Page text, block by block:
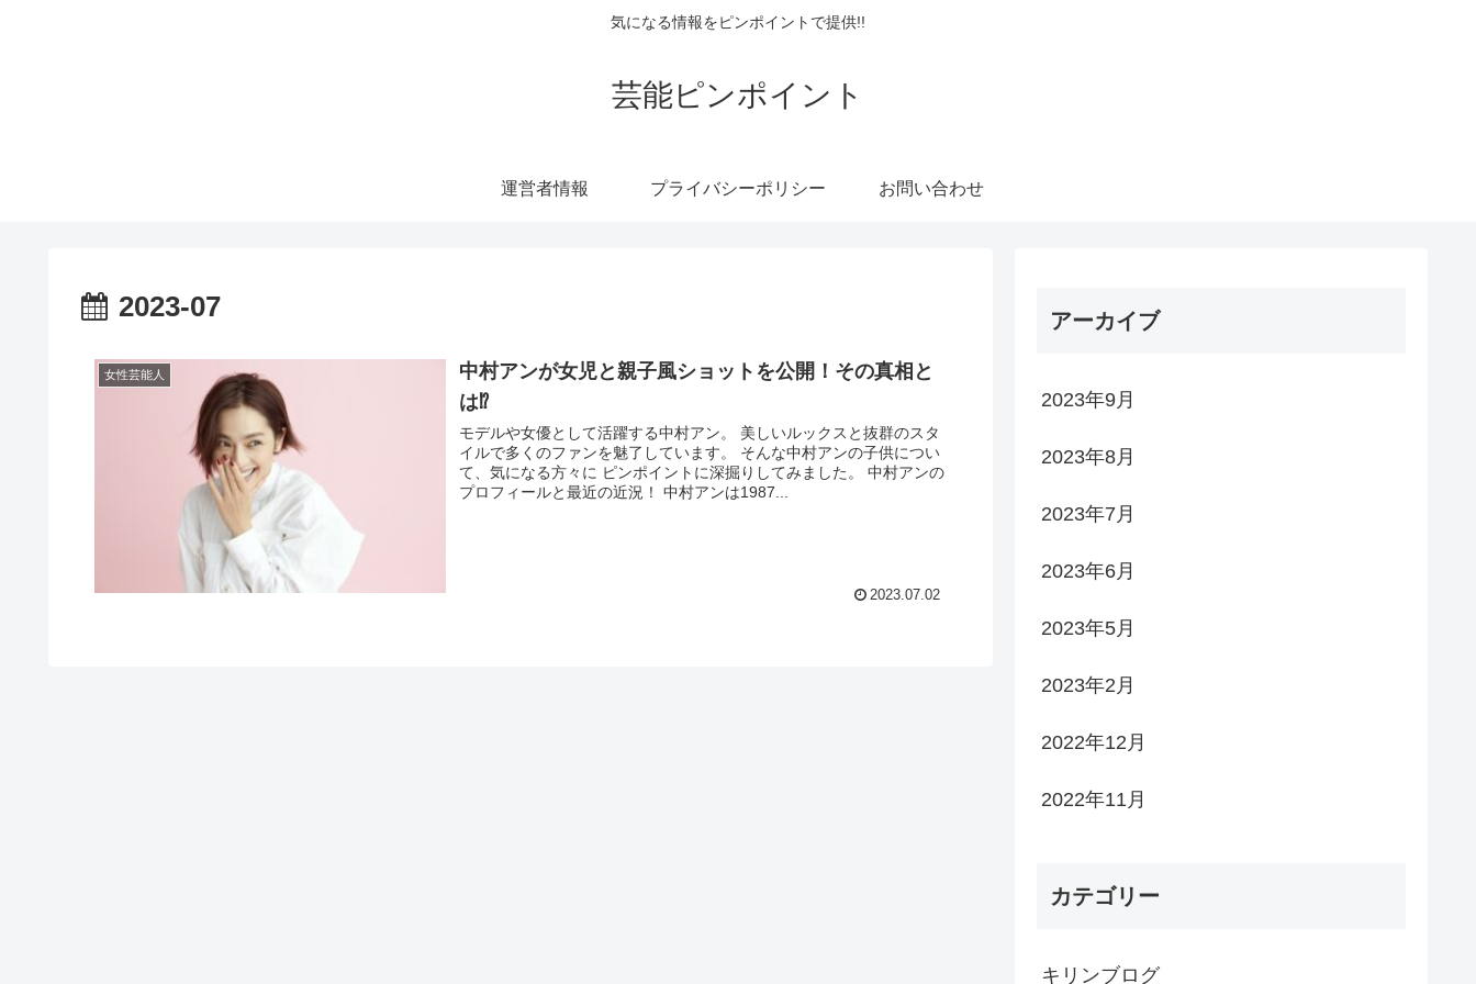
気になる情報をピンポイントで提供!!
芸能ピンポイント
運営者情報 プライバシーポリシー お問い合わせ
2023-07
女性芸能人
中村アンが女児と親子風ショットを公開！その真相と
は⁉
モデルや女優として活躍する中村アン。 美しいルックスと抜群のスタ
イルで多くのファンを魅了しています。 そんな中村アンの子供につい
て、気になる方々に ピンポイントに深掘りしてみました。 中村アンの
プロフィールと最近の近況！ 中村アンは1987...
2023.07.02
アーカイブ
2023年9月
2023年8月
2023年7月
2023年6月
2023年5月
2023年2月
2022年12月
2022年11月
カテゴリー
キリンブログ